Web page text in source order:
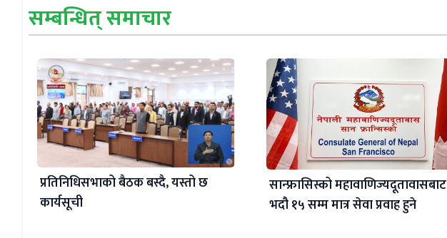
सम्बन्धित् समाचार
प्रतिनिधिसभाको बैठक बस्दै, यस्तो छ
कार्यसूची
सान्फ्रासिस्को महावाणिज्यदूतावासबाट
भदौ १५ सम्म मात्र सेवा प्रवाह हुने